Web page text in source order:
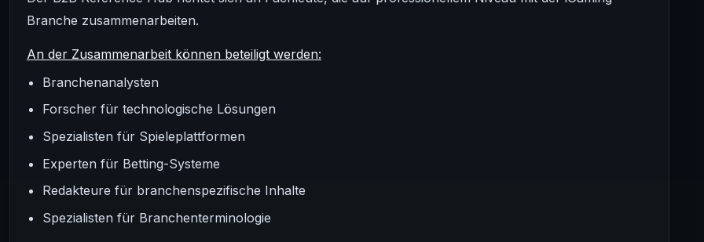
Branche zusammenarbeiten.
An der Zusammenarbeit können beteiligt werden:
Branchenanalysten
Forscher für technologische Lösungen
Spezialisten für Spieleplattformen
Experten für Betting-Systeme
Redakteure für branchenspezifische Inhalte
Spezialisten für Branchenterminologie